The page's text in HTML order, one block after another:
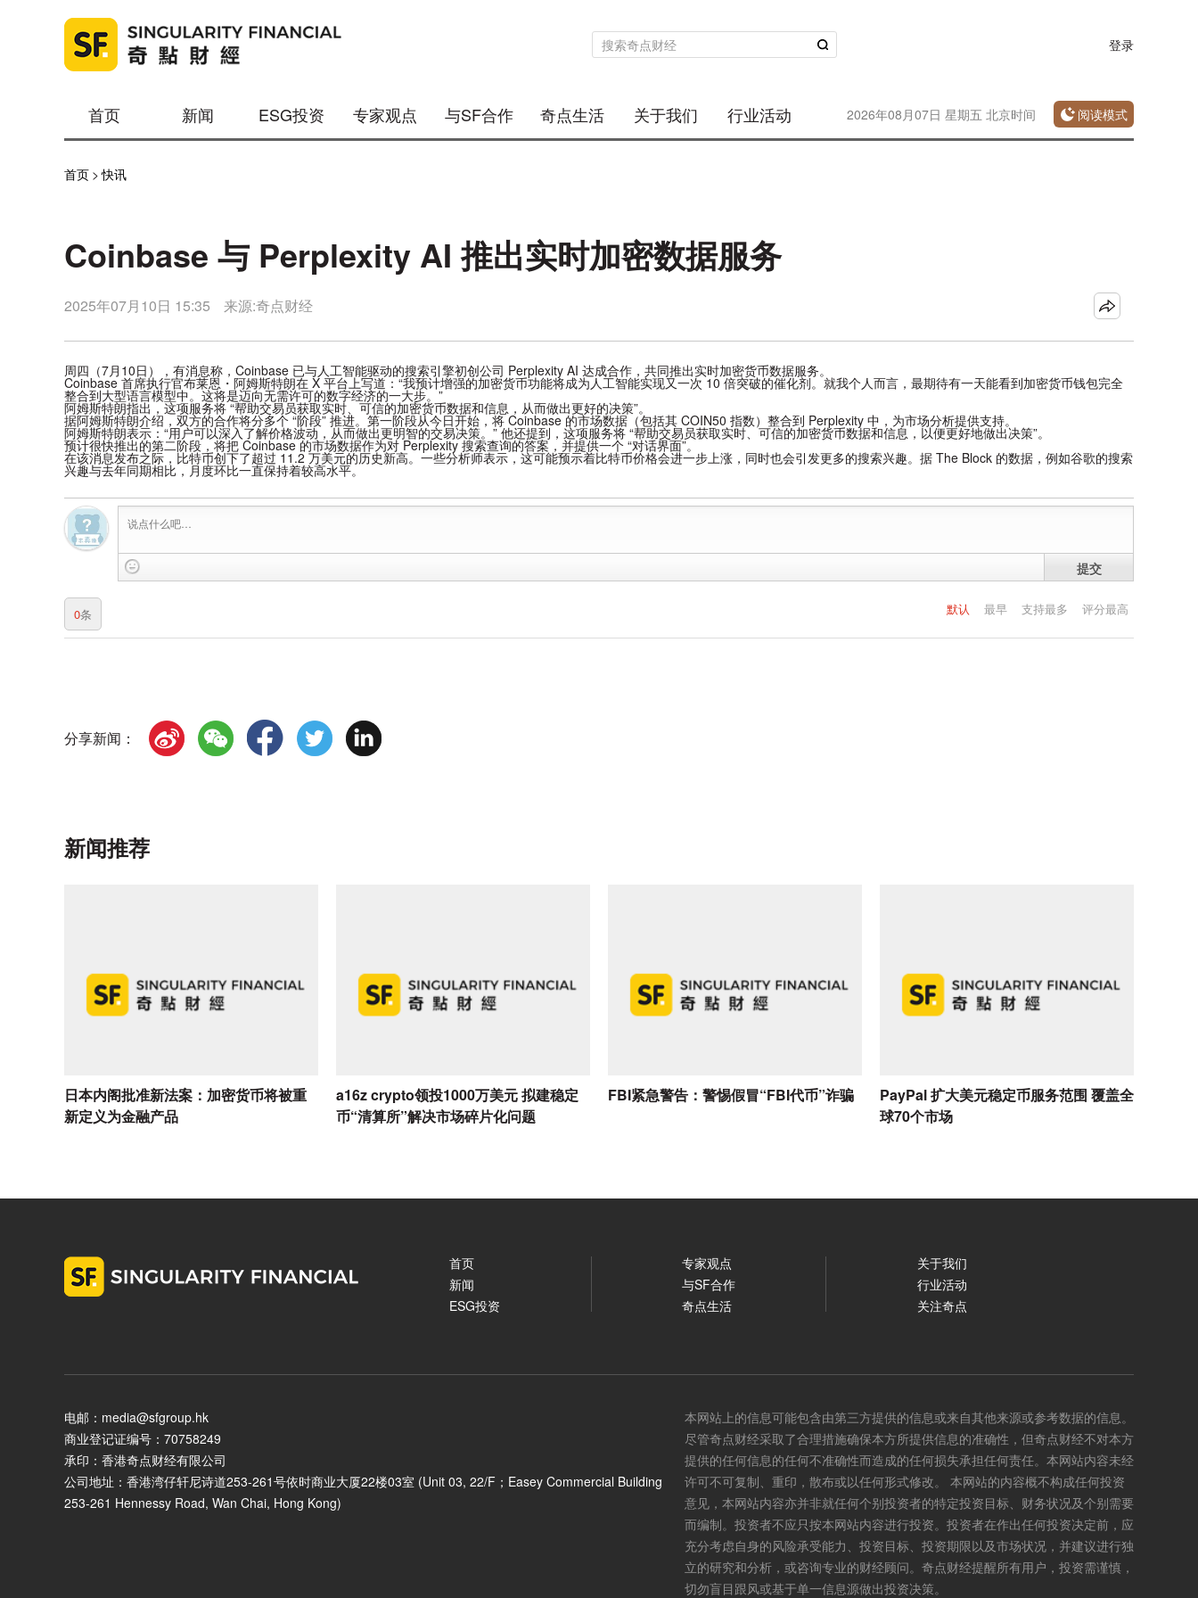
登录
首页 新闻 ESG投资 专家观点 与SF合作 奇点生活 关于我们 行业活动 2026年08月07日 星期五 北京时间 阅读模式
首页 > 快讯
Coinbase 与 Perplexity AI 推出实时加密数据服务
2025年07月10日 15:35 来源:奇点财经
周四（7月10日），有消息称，Coinbase 已与人工智能驱动的搜索引擎初创公司 Perplexity AI 达成合作，共同推出实时加密货币数据服务。
Coinbase 首席执行官布莱恩・阿姆斯特朗在 X 平台上写道：“我预计增强的加密货币功能将成为人工智能实现又一次 10 倍突破的催化剂。就我个人而言，最期待有一天能看到加密货币钱包完全
整合到大型语言模型中。这将是迈向无需许可的数字经济的一大步。”
阿姆斯特朗指出，这项服务将 “帮助交易员获取实时、可信的加密货币数据和信息，从而做出更好的决策”。
据阿姆斯特朗介绍，双方的合作将分多个 “阶段” 推进。第一阶段从今日开始，将 Coinbase 的市场数据（包括其 COIN50 指数）整合到 Perplexity 中，为市场分析提供支持。
阿姆斯特朗表示：“用户可以深入了解价格波动，从而做出更明智的交易决策。” 他还提到，这项服务将 “帮助交易员获取实时、可信的加密货币数据和信息，以便更好地做出决策”。
预计很快推出的第二阶段，将把 Coinbase 的市场数据作为对 Perplexity 搜索查询的答案，并提供一个 “对话界面”。
在该消息发布之际，比特币创下了超过 11.2 万美元的历史新高。一些分析师表示，这可能预示着比特币价格会进一步上涨，同时也会引发更多的搜索兴趣。据 The Block 的数据，例如谷歌的搜索
兴趣与去年同期相比，月度环比一直保持着较高水平。
提交
默认 最早 支持最多 评分最高
0条
分享新闻：
新闻推荐
日本内阁批准新法案：加密货币将被重
新定义为金融产品
a16z crypto领投1000万美元 拟建稳定
币“清算所”解决市场碎片化问题
FBI紧急警告：警惕假冒“FBI代币”诈骗
​PayPal 扩大美元稳定币服务范围 覆盖全
球70个市场
首页
新闻
ESG投资
专家观点
与SF合作
奇点生活
关于我们
行业活动
关注奇点
电邮：media@sfgroup.hk
商业登记证编号：70758249
承印：香港奇点财经有限公司
公司地址：香港湾仔轩尼诗道253-261号依时商业大厦22楼03室 (Unit 03, 22/F；Easey Commercial Building
253-261 Hennessy Road, Wan Chai, Hong Kong)
本网站上的信息可能包含由第三方提供的信息或来自其他来源或参考数据的信息。
尽管奇点财经采取了合理措施确保本方所提供信息的准确性，但奇点财经不对本方
提供的任何信息的任何不准确性而造成的任何损失承担任何责任。本网站内容未经
许可不可复制、重印，散布或以任何形式修改。 本网站的内容概不构成任何投资
意见，本网站内容亦并非就任何个别投资者的特定投资目标、财务状况及个别需要
而编制。投资者不应只按本网站内容进行投资。投资者在作出任何投资决定前，应
充分考虑自身的风险承受能力、投资目标、投资期限以及市场状况，并建议进行独
立的研究和分析，或咨询专业的财经顾问。奇点财经提醒所有用户，投资需谨慎，
切勿盲目跟风或基于单一信息源做出投资决策。